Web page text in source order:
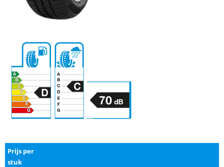
Prijs per
stuk